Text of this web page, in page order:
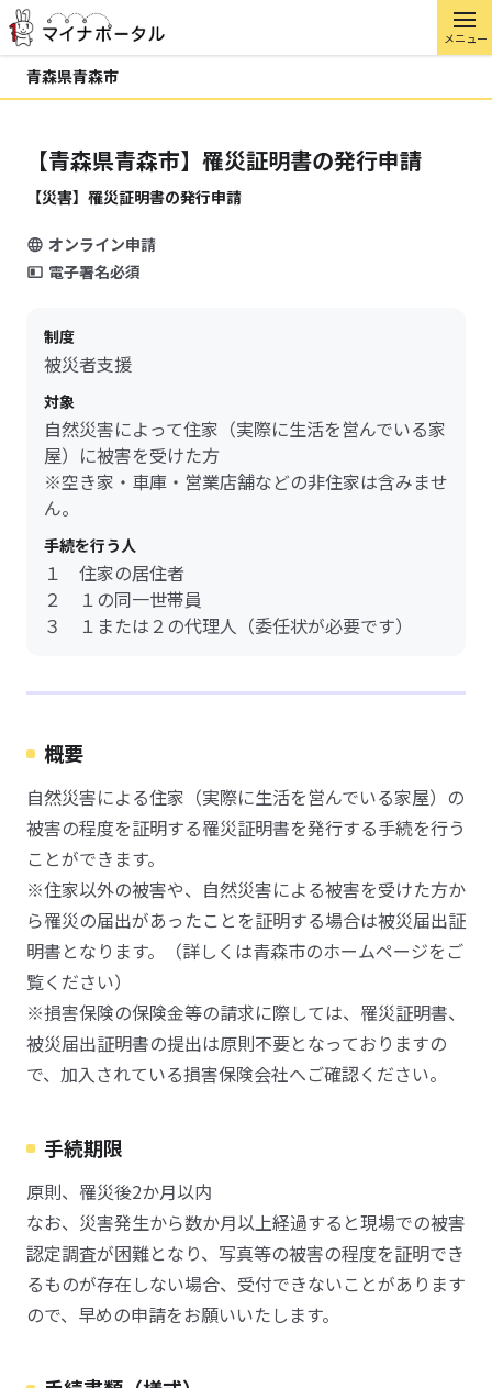
メニュー
青森県青森市
【青森県青森市】罹災証明書の発行申請
【災害】罹災証明書の発行申請
オンライン申請
電子署名必須
制度
被災者支援
対象
自然災害によって住家（実際に生活を営んでいる家
屋）に被害を受けた方
※空き家・車庫・営業店舗などの非住家は含みませ
ん。
手続を行う人
１ 住家の居住者
２ １の同一世帯員
３ １または２の代理人（委任状が必要です）
概要
自然災害による住家（実際に生活を営んでいる家屋）の
被害の程度を証明する罹災証明書を発行する手続を行う
ことができます。
※住家以外の被害や、自然災害による被害を受けた方か
ら罹災の届出があったことを証明する場合は被災届出証
明書となります。（詳しくは青森市のホームページをご
覧ください）
※損害保険の保険金等の請求に際しては、罹災証明書、
被災届出証明書の提出は原則不要となっておりますの
で、加入されている損害保険会社へご確認ください。
手続期限
原則、罹災後2か月以内
なお、災害発生から数か月以上経過すると現場での被害
認定調査が困難となり、写真等の被害の程度を証明でき
るものが存在しない場合、受付できないことがあります
ので、早めの申請をお願いいたします。